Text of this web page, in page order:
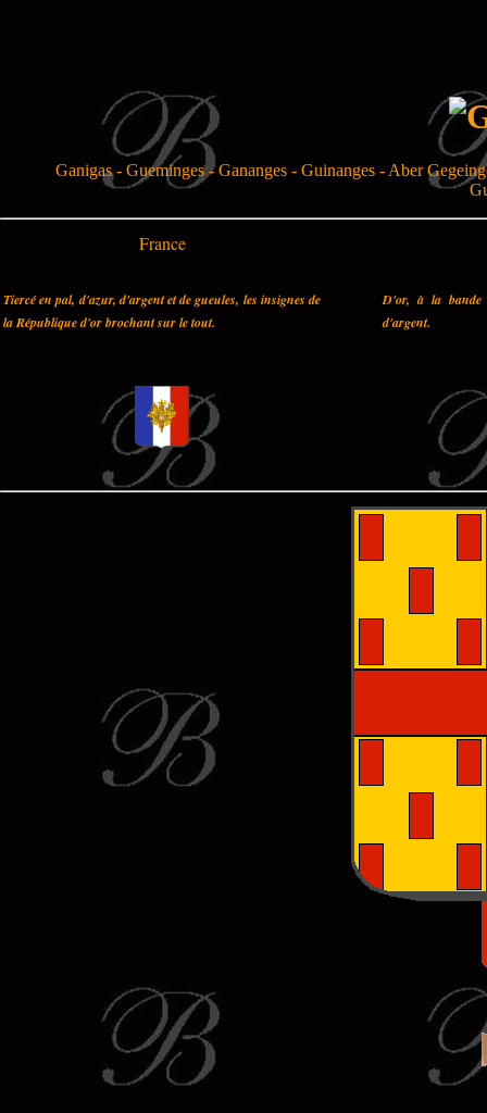
Ganigas - Gueminges - Gananges - Guinanges - Aber
France
Tiercé en pal, d'azur, d'argent et de gueules, les insignes de
la République d'or brochant sur le tout.
D'or, à la bande
d'argent.